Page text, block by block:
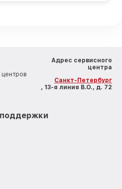
Адрес сервисного
центра
Санкт-Петербург
, 13-я линия В.О., д. 72